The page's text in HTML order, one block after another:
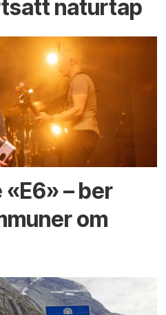
naturtap
«E6» – ber
om